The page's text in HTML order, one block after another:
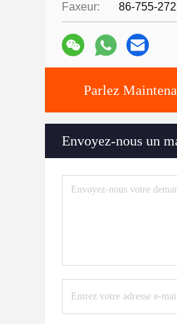
Faxeur: 86-755-
Parlez
Envoyez-nous un